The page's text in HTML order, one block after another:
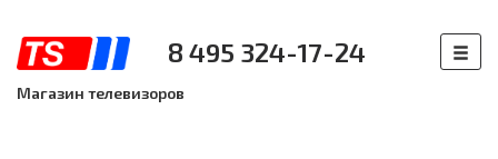
8 495 324-17-24
Магазин телевизоров